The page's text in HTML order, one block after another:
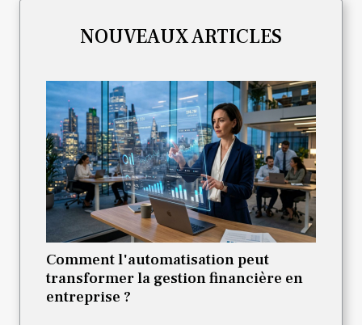
NOUVEAUX ARTICLES
Comment l'automatisation peut
transformer la gestion financière en
entreprise ?